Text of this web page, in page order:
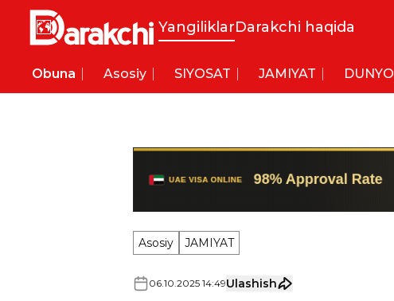
YangiliklarDarakchi haqida
Obuna Asosiy SIYOSAT JAMIYAT DUNYO
Asosiy JAMIYAT
06 10 2025 14:49Ulashish